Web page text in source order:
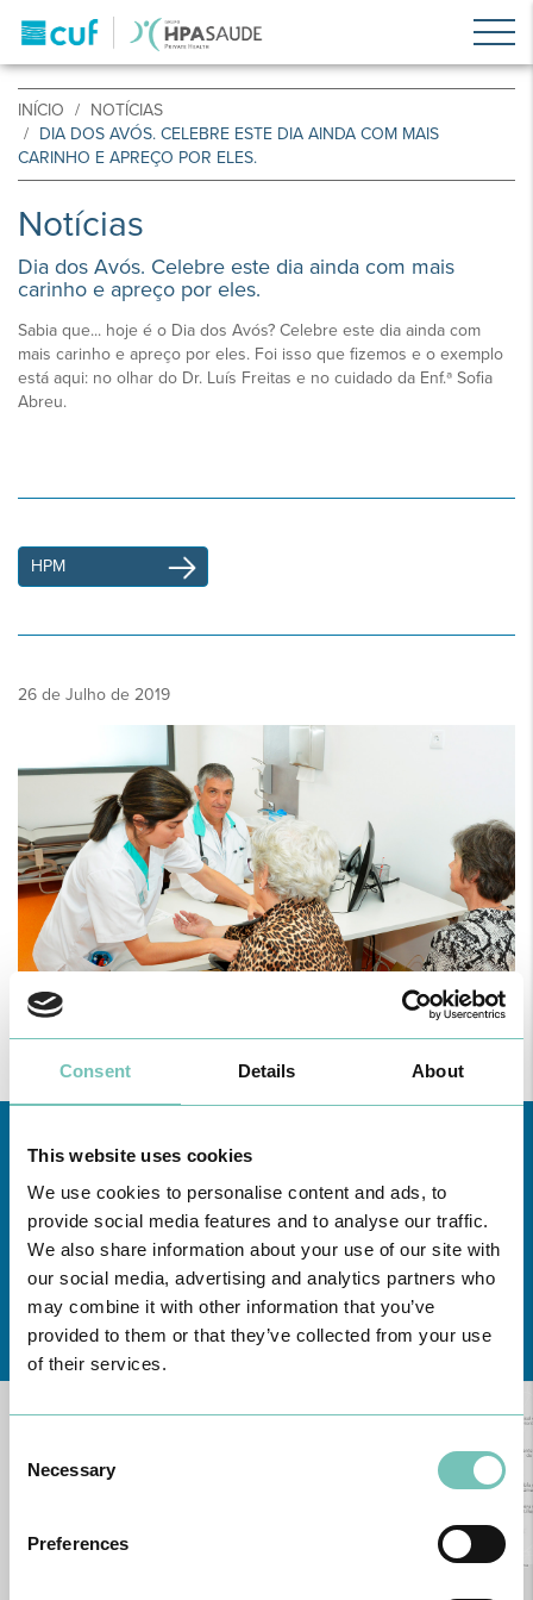
Consent Details About
This website uses cookies
We use cookies to personalise content and ads, to
provide social media features and to analyse our traffic.
We also share information about your use of our site with
our social media, advertising and analytics partners who
may combine it with other information that you’ve
provided to them or that they’ve collected from your use
of their services.
Selection
Necessary
Preferences
INÍCIO
NOTÍCIAS
DIA DOS AVÓS. CELEBRE ESTE DIA AINDA COM MAIS
CARINHO E APREÇO POR ELES.
Notícias
Dia dos Avós. Celebre este dia ainda com mais
carinho e apreço por eles.
Sabia que... hoje é o Dia dos Avós? Celebre este dia ainda com
mais carinho e apreço por eles. Foi isso que fizemos e o exemplo
está aqui: no olhar do Dr. Luís Freitas e no cuidado da Enf.ª Sofia
Abreu.
HPM
26 de Julho de 2019
Conheça todas as Unidades de saúde CUF aqui